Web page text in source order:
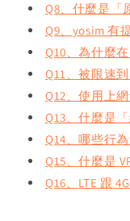
Q8、什麼是「
Q9、yosim 有
Q10、為什麼
Q11、被限速
Q12、使用上
Q13、什麼是
Q14、哪些行
Q15、什麼是
Q16、LTE 跟